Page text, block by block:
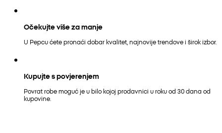
Očekujte više za manje
U Pepcu ćete pronaći dobar kvalitet, najnovije trendove i širok izbor.
Kupujte s povjerenjem
Povrat robe moguć je u bilo kojoj prodavnici u roku od 30 dana od
kupovine.